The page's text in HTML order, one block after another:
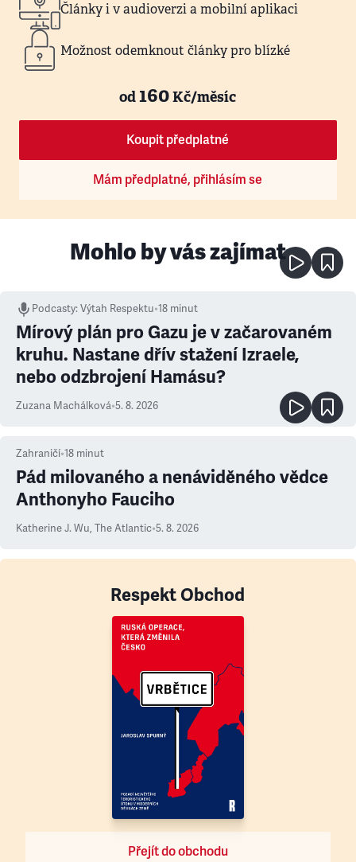
Články i v audioverzi a mobilní aplikaci
Možnost odemknout články pro blízké
od160Kč/měsíc
Koupit předplatné
Mám předplatné, přihlásím se
Mohlo by vás zajímat
Podcasty:Výtah Respektu•18 minut
Mírový plán pro Gazu je v začarovaném
kruhu. Nastane dřív stažení Izraele,
nebo odzbrojení Hamásu?
Zuzana Machálková•5. 8. 2026
Zahraničí•18 minut
Pád milovaného a nenáviděného vědce
Anthonyho Fauciho
Katherine J. Wu, The Atlantic•5. 8. 2026
Respekt Obchod
Přejít do obchodu